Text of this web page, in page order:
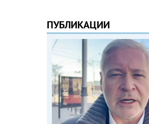
ПУБЛИКАЦИИ